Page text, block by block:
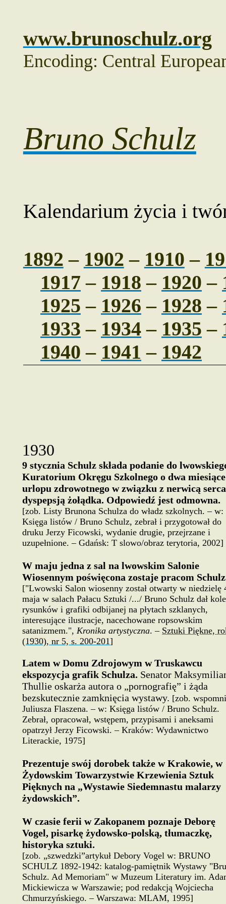
www.brunoschulz.org
Encoding: Central
Bruno Schulz
Kalendarium życia i
1892 – 1902 – 1910 –
1917 – 1918 – 1920 –
1925 – 1926 – 1928 –
1933 – 1934– 1935 –
1940 – 1941 – 1942
1930
9 stycznia Schulz składa podanie do
Kuratorium Okręgu Szkolnego o dwa miesiące
urlopu zdrowotnego w związku z nerwicą
dyspepsją żołądka. Odpowiedź jest odmowna.
[zob. Listy Brunona Schulza do władz szkolnych. – w:
Księga listów / Bruno Schulz, zebrał i przygotował do
druku Jerzy Ficowski, wydanie drugie, przejrzane i
uzupełnione. – Gdańsk: T slowo/obraz terytoria, 2002]
W maju jedna z sal na lwowskim Salonie
Wiosennym poświęcona zostaje pracom
["Lwowski Salon wiosenny został otwarty w niedzielę
maja w salach Pałacu Sztuki /.../ Bruno Schulz dał
rysunków i grafiki odbijanej na płytach szklanych,
interesujące ilustracje, nacechowane ropsowskim
satanizmem.", Kronika artystyczna. – Sztuki Piękne,
(1930), nr 5, s. 200-201]
Latem w Domu Zdrojowym w Truskawcu
ekspozycja grafik Schulza. Senator
Thullie oskarża autora o „pornografię” i żąda
bezskutecznie zamknięcia wystawy. [zob.
Juliusza Flaszena. – w: Księga listów / Bruno Schulz.
Zebrał, opracował, wstępem, przypisami i aneksami
opatrzył Jerzy Ficowski. – Kraków: Wydawnictwo
Literackie, 1975]
Prezentuje swój dorobek także w Krakowie, w
Żydowskim Towarzystwie Krzewienia Sztuk
Pięknych na „Wystawie Siedemnastu malarzy
żydowskich”.
W czasie ferii w Zakopanem poznaje Deborę
Vogel, pisarkę żydowsko-polską, tłumaczkę,
historyka sztuki.
[zob. „szwedzki”artykuł Debory Vogel w: BRUNO
SCHULZ 1892-1942: katalog-pamiętnik Wystawy
Schulz. Ad Memoriam" w Muzeum Literatury im.
Mickiewicza w Warszawie; pod redakcją Wojciecha
Chmurzyńskiego. – Warszawa: MLAM, 1995]